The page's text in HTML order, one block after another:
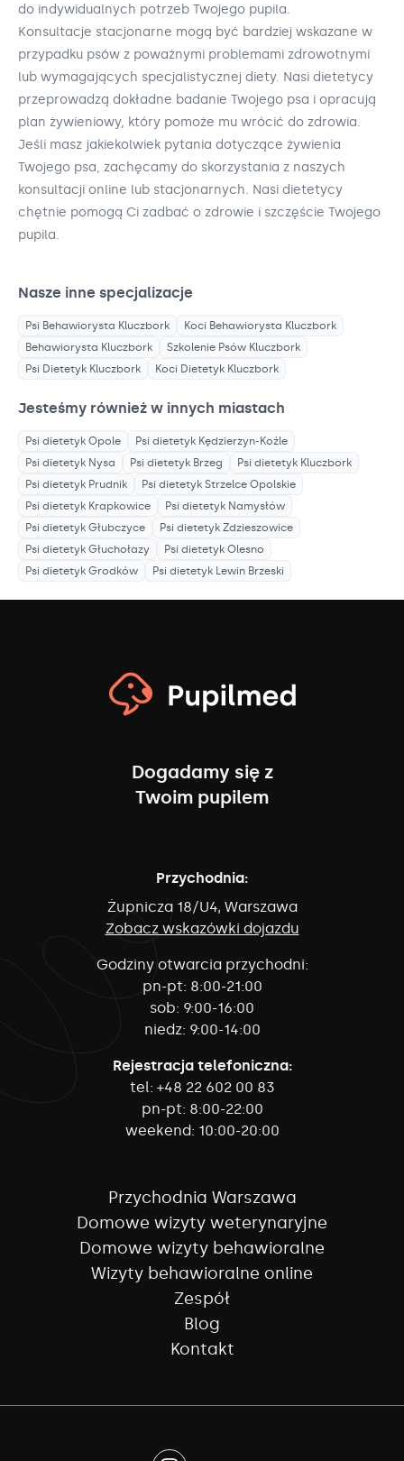
do indywidualnych potrzeb Twojego pupila.
Konsultacje stacjonarne mogą być bardziej wskazane w
przypadku psów z poważnymi problemami zdrowotnymi
lub wymagających specjalistycznej diety. Nasi dietetycy
przeprowadzą dokładne badanie Twojego psa i opracują
plan żywieniowy, który pomoże mu wrócić do zdrowia.
Jeśli masz jakiekolwiek pytania dotyczące żywienia
Twojego psa, zachęcamy do skorzystania z naszych
konsultacji online lub stacjonarnych. Nasi dietetycy
chętnie pomogą Ci zadbać o zdrowie i szczęście Twojego
pupila.
Nasze inne specjalizacje
Psi Behawiorysta Kluczbork Koci Behawiorysta Kluczbork
Behawiorysta Kluczbork Szkolenie Psów Kluczbork
Psi Dietetyk Kluczbork Koci Dietetyk Kluczbork
Jesteśmy również w innych miastach
Psi dietetyk Opole Psi dietetyk Kędzierzyn-Koźle
Psi dietetyk Nysa Psi dietetyk Brzeg Psi dietetyk Kluczbork
Psi dietetyk Prudnik Psi dietetyk Strzelce Opolskie
Psi dietetyk Krapkowice Psi dietetyk Namysłów
Psi dietetyk Głubczyce Psi dietetyk Zdzieszowice
Psi dietetyk Głuchołazy Psi dietetyk Olesno
Psi dietetyk Grodków Psi dietetyk Lewin Brzeski
Dogadamy się z
Twoim pupilem
Przychodnia:
Żupnicza 18/U4, Warszawa
Zobacz wskazówki dojazdu
Godziny otwarcia przychodni:
pn-pt: 8:00-21:00
sob: 9:00-16:00
niedz: 9:00-14:00
Rejestracja telefoniczna:
tel: +48 22 602 00 83
pn-pt: 8:00-22:00
weekend: 10:00-20:00
Przychodnia Warszawa
Domowe wizyty weterynaryjne
Domowe wizyty behawioralne
Wizyty behawioralne online
Zespół
Blog
Kontakt